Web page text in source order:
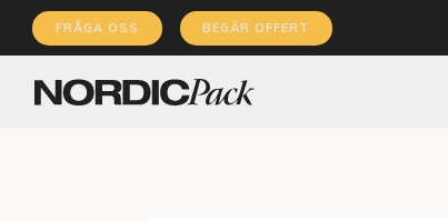
FRÅGA OSS BEGÄR OFFERT